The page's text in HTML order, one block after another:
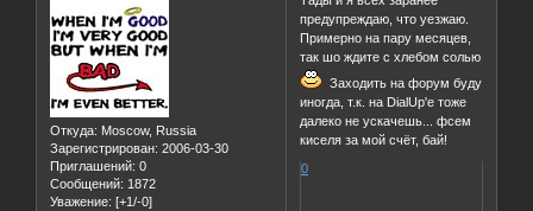
Откуда: Moscow, Russia
Зарегистрирован: 2006-03-30
Приглашений: 0
Сообщений: 1872
Уважение: [+1/-0]
предупреждаю, что уезжаю.
Примерно на пару месяцев,
так шо ждите с хлебом солью
Заходить на форум буду
иногда, т.к. на DialUp'e тоже
далеко не ускачешь... фсем
киселя за мой счёт, бай!
0